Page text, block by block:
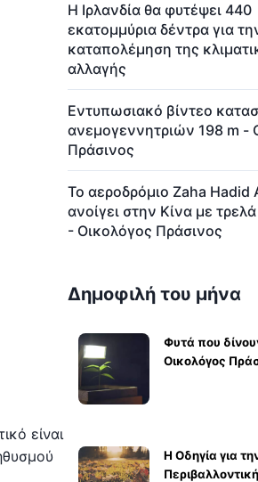
είναι
Η Ιρλανδία θα φυτέψει 440
εκατομμύρια δέντρα για
καταπολέμηση της
αλλαγής
Εντυπωσιακό βίντεο
ανεμογεννητριών 198 m -
Πράσινος
Το αεροδρόμιο Zaha Hadid
ανοίγει στην Κίνα με
- Οικολόγος Πράσινος
Δημοφιλή του μήνα
Φυτά που
Οικολόγος
Η Οδηγία για